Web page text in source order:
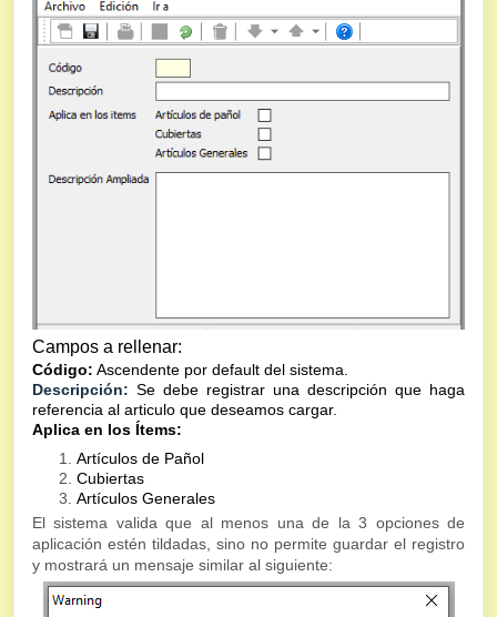
Campos a rellenar:
Código: Ascendente por default del sistema.
Descripción: Se debe registrar una descripción que haga
referencia al articulo que deseamos cargar.
Aplica en los Ítems:
Artículos de Pañol
Cubiertas
Artículos Generales
El sistema valida que al menos una de la 3 opciones de
aplicación estén tildadas, sino no permite guardar el registro
y mostrará un mensaje similar al siguiente: